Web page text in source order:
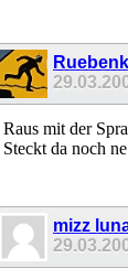
Raus mit der
Steckt da noch
mizz